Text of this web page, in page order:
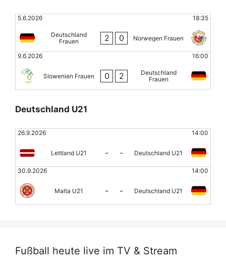
5.6.2026 18:35
Deutschland
Frauen
2 0 Norwegen Frauen
9.6.2026 16:00
Slowenien Frauen 0 2
Deutschland
Frauen
Deutschland U21
26.9.2026 14:00
Lettland U21 - - Deutschland U21
30.9.2026 14:00
Malta U21 - - Deutschland U21
Fußball heute live im TV & Stream